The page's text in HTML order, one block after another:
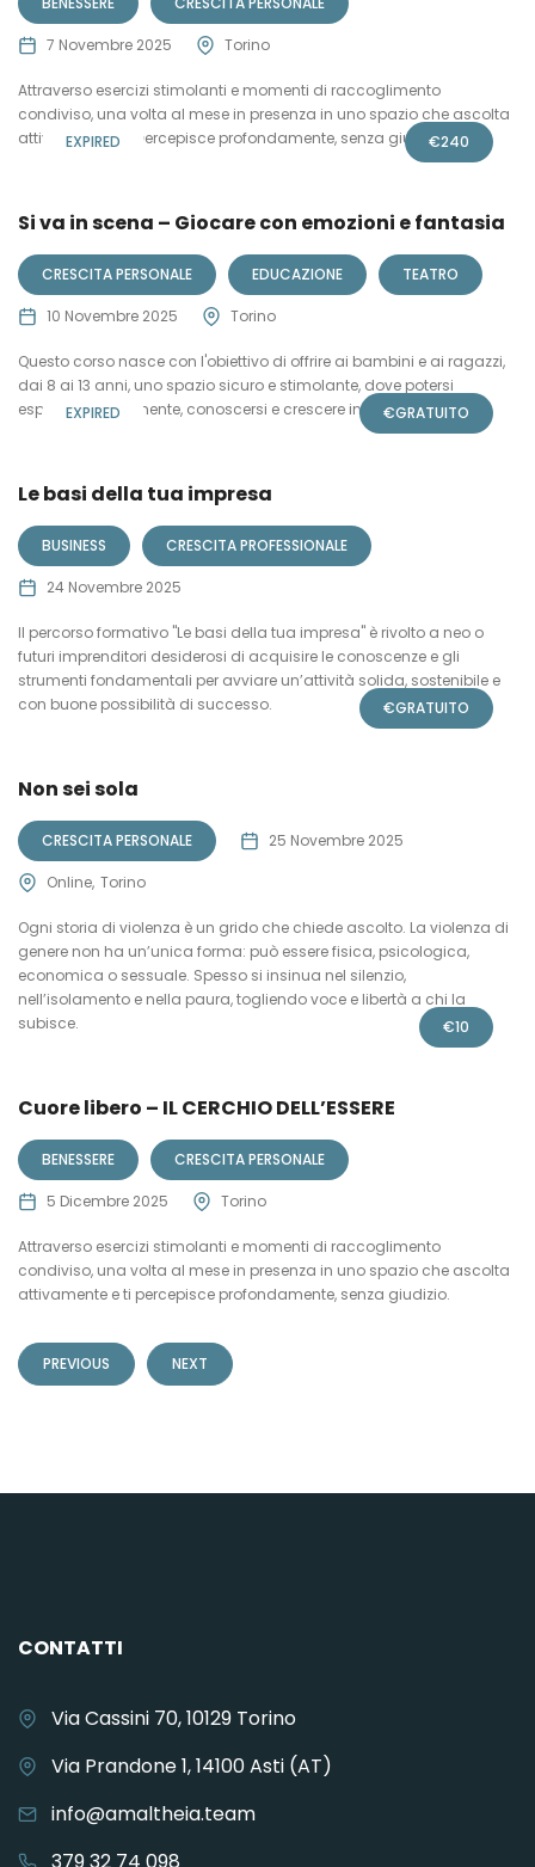
7 Novembre 2025 Torino
Attraverso esercizi stimolanti e momenti di raccoglimento
condiviso, una volta al mese in presenza in uno spazio che ascolta
attivamente e ti percepisce profondamente, senza giudizio.
EXPIRED €240
Si va in scena – Giocare con emozioni e fantasia
CRESCITA PERSONALE EDUCAZIONE TEATRO
10 Novembre 2025 Torino
Questo corso nasce con l'obiettivo di offrire ai bambini e ai ragazzi,
dai 8 ai 13 anni, uno spazio sicuro e stimolante, dove potersi
esprimere liberamente, conoscersi e crescere insieme agli altri.
EXPIRED €GRATUITO
Le basi della tua impresa
BUSINESS CRESCITA PROFESSIONALE
24 Novembre 2025
Il percorso formativo "Le basi della tua impresa" è rivolto a neo o
futuri imprenditori desiderosi di acquisire le conoscenze e gli
strumenti fondamentali per avviare un’attività solida, sostenibile e
con buone possibilità di successo.
€GRATUITO
Non sei sola
CRESCITA PERSONALE 25 Novembre 2025
Online Torino
Ogni storia di violenza è un grido che chiede ascolto. La violenza di
genere non ha un’unica forma: può essere fisica, psicologica,
economica o sessuale. Spesso si insinua nel silenzio,
nell’isolamento e nella paura, togliendo voce e libertà a chi la
subisce.
€10
Cuore libero – IL CERCHIO DELL’ESSERE
BENESSERE CRESCITA PERSONALE
5 Dicembre 2025 Torino
Attraverso esercizi stimolanti e momenti di raccoglimento
condiviso, una volta al mese in presenza in uno spazio che ascolta
attivamente e ti percepisce profondamente, senza giudizio.
PREVIOUS NEXT
CONTATTI
Via Cassini 70, 10129 Torino
Via Prandone 1, 14100 Asti (AT)
info@amaltheia.team